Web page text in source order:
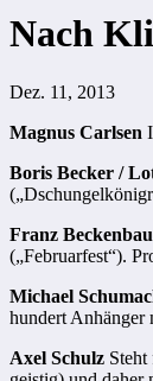
Nach
Dez. 11, 2013
Magnus Carlsen
Boris Becker /
Franz
(„Februarfest“).
Michael
hundert
Axel Schulz